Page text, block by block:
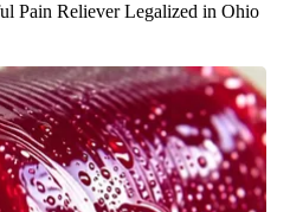
Pain Reliever Legalized in Ohio